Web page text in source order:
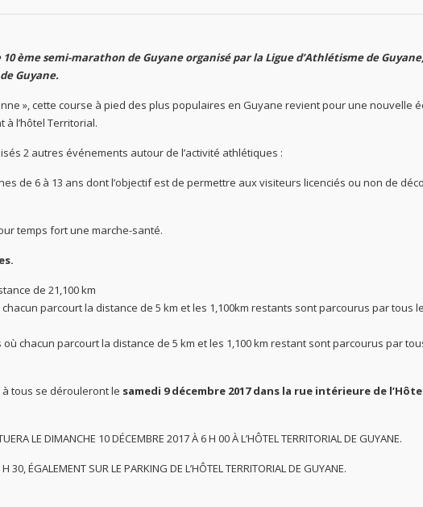
ème semi-marathon de Guyane organisé par la Ligue d’Athlétisme de
Guyane.
», cette course à pied des plus populaires en Guyane revient pour une nouvelle
l’hôtel Territorial.
2 autres événements autour de l’activité athlétiques :
de 6 à 13 ans dont l’objectif est de permettre aux visiteurs licenciés ou non de
temps fort une marche-santé.
de 21,100 km
parcourt la distance de 5 km et les 1,100km restants sont parcourus par tous
chacun parcourt la distance de 5 km et les 1,100 km restant sont parcourus par
tous se dérouleront le samedi 9 décembre 2017 dans la rue intérieure de
LE DIMANCHE 10 DÉCEMBRE 2017 À 6 H 00 À L’HÔTEL TERRITORIAL DE GUYANE.
30, ÉGALEMENT SUR LE PARKING DE L’HÔTEL TERRITORIAL DE GUYANE.